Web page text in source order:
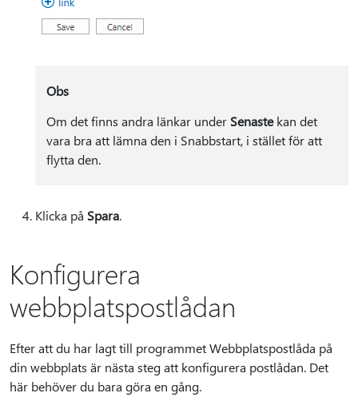
Obs
Om det finns andra länkar under Senastekan det
vara bra att lämna den i Snabbstart, i stället för att
flytta den.
Klicka på Spara.
Konfigurera
webbplatspostlådan
Efter att du har lagt till programmet Webbplatspostlåda på
din webbplats är nästa steg att konfigurera postlådan. Det
här behöver du bara göra en gång.